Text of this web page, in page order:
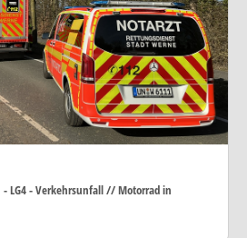
- LG4 - Verkehrsunfall // Motorrad in